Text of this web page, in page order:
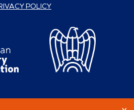
POLICY